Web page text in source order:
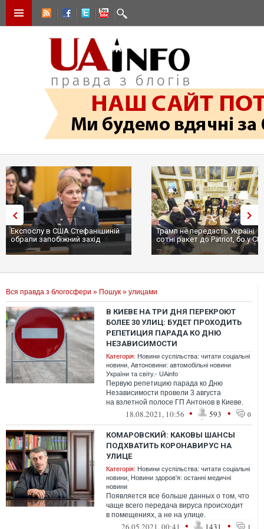
Експослу в США Стефанішиній
обрали запобіжний захід
Трамп не передасть Україні
сотні ракет до Patriot, бо у
...
Вся правда з блогосфери » Пошук » улицами
В КИЕВЕ НА ТРИ ДНЯ ПЕРЕКРОЮТ
БОЛЕЕ 30 УЛИЦ: БУДЕТ ПРОХОДИТЬ
РЕПЕТИЦИЯ ПАРАДА КО ДНЮ
НЕЗАВИСИМОСТИ
Категорія: Новини суспільства: читати соціальні
новини Автоновини: автомобільні новини
України та світу.- UAinfo
Первую репетицию парада ко Дню
Независимости провели 3 августа
на взлетной полосе ГП Антонов в Киеве.
18.08.2021, 10:56 • 593 • 0
КОМАРОВСКИЙ: КАКОВЫ ШАНСЫ
ПОДХВАТИТЬ КОРОНАВИРУС НА
УЛИЦЕ
Категорія: Новини суспільства: читати соціальні
новини Новини здоров'я: останні медичні
новини
Появляется все больше данных о том, что
чаще всего передача вируса происходит
в помещениях, а не на улице.
26.05.2021, 00:41 • 1431 • 1